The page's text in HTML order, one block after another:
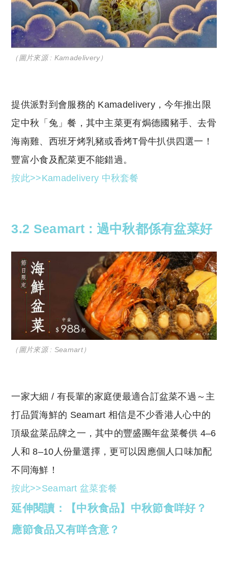
（圖片來源 : Kamadelivery）
提供派對到會服務的 Kamadelivery，今年推出 限
定中秋「兔」餐 ，其中主菜更有焗德國豬手、去骨
海南雞、西班牙烤乳豬或香烤T骨牛扒供四選一 ！
豐富小食及配菜更不能錯過。
按此>>Kamadelivery 中秋套餐
3.2 Seamart : 過中秋都係有盆菜好
（圖片來源 : Seamart）
一家大細 / 有長輩的家庭便最適合訂盆菜不過～主
打品質海鮮的 Seamart 相信是不少香港人心中的
頂級盆菜品牌之一，其中的豐盛團年盆菜餐供 4–6
人和 8–10人份量選擇，更可以因應個人口味加配
不同海鮮 ！
按此>>Seamart 盆菜套餐
延伸閱讀：【中秋食品】中秋節食咩好？
應節食品又有咩含意？